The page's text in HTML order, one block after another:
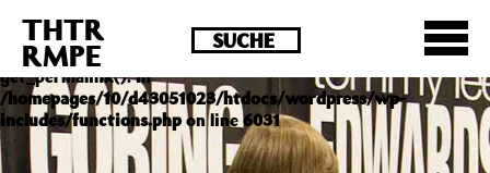
Deprecated : Die Funktion post_permalink ist seit
Version 4.4.0 veraltet! Verwende stattdessen
get_permalink(). in
/homepages/10/d43051023/htdocs/wordpress/wp-
includes/functions.phpon line 6031
THTR
RMPE